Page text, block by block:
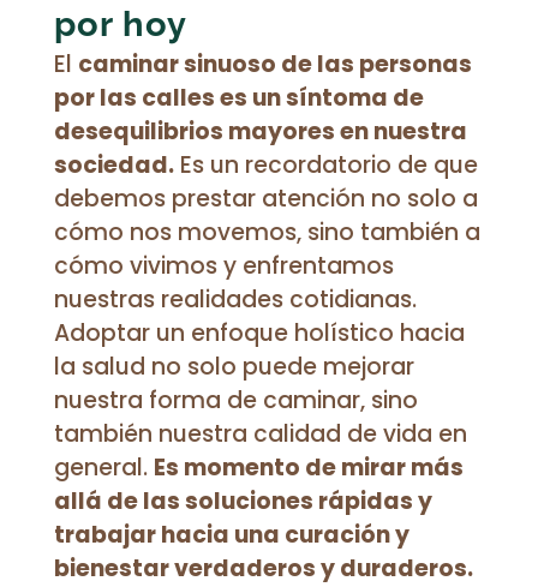
por hoy
El caminar sinuoso de las personas
por las calles es un síntoma de
desequilibrios mayores en nuestra
sociedad.Es un recordatorio de que
debemos prestar atención no solo a
cómo nos movemos, sino también a
cómo vivimos y enfrentamos
nuestras realidades cotidianas.
Adoptar un enfoque holístico hacia
la salud no solo puede mejorar
nuestra forma de caminar, sino
también nuestra calidad de vida en
general. Es momento de mirar más
allá de las soluciones rápidas y
trabajar hacia una curación y
bienestar verdaderos y duraderos.